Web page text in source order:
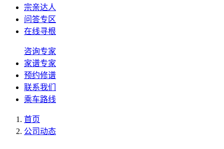
宗亲达人
问答专区
在线寻根
咨询专家
家谱专家
预约修谱
联系我们
乘车路线
首页
公司动态